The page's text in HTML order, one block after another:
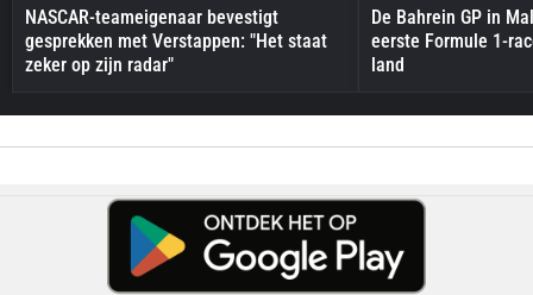
NASCAR-teameigenaar bevestigt
gesprekken met Verstappen: "Het staat
zeker op zijn radar"
De Bahrein GP in
eerste Formule 1-
land